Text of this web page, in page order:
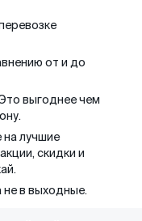
от и до
выгоднее чем
на лучшие
скидки и
не в выходные.